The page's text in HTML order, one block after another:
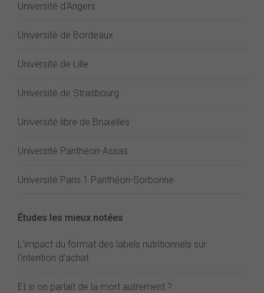
Université d'Angers
Université de Bordeaux
Université de Lille
Université de Strasbourg
Université libre de Bruxelles
Université Panthéon-Assas
Université Paris 1 Panthéon-Sorbonne
Études les mieux notées
L'impact du format des labels nutritionnels sur
l'intention d'achat
Et si on parlait de la mort autrement ?